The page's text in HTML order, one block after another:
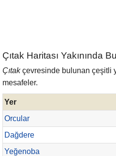
Çıtak Haritası Yakınında
Çıtakçevresinde bulunan çeşitli
mesafeler.
Yer
Orcular
Dağdere
Yeğenoba